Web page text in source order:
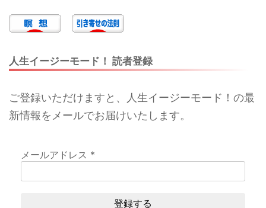
人生イージーモード！ 読者登録
ご登録いただけますと、人生イージーモード！の最
新情報をメールでお届けいたします。
メールアドレス *